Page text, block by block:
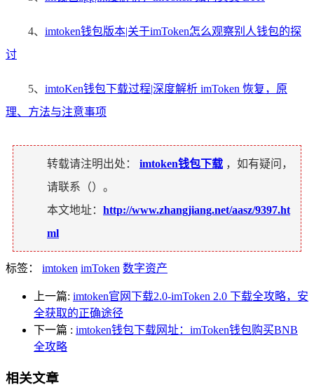
4、 imtoken钱包版本|关于imToken怎么观察别人钱包的探
讨
5、 imtoKen钱包下载过程|深度解析 imToken 恢复，原
理、方法与注意事项
转载请注明出处： imtoken钱包下载 ，如有疑问，
请联系（）。
本文地址： http://www.zhangjiang.net/aasz/9397.ht
ml
标签： imtoken imToken 数字资产
上一篇: imtoken官网下载2.0-imToken 2.0 下载全攻略，安
全获取的正确途径
下一篇 : imtoken钱包下载网址：imToken钱包购买BNB
全攻略
相关文章